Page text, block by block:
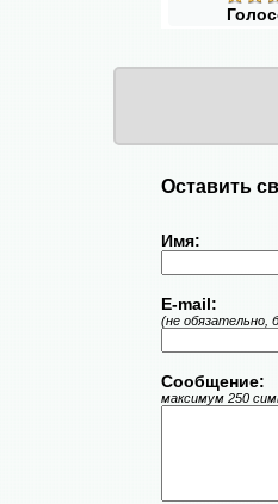
Оставить
Имя:
E-mail:
(не обязательно,
Сообщение:
максимум 250